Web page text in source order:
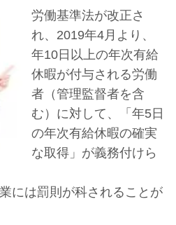
労働基準法が改正さ
れ、2019年4月より、
年10日以上の年次有給
休暇が付与される労働
者（管理監督者を含
む）に対して、「年5日
の年次有給休暇の確実
な取得」が義務付けら
には罰則が科されることが